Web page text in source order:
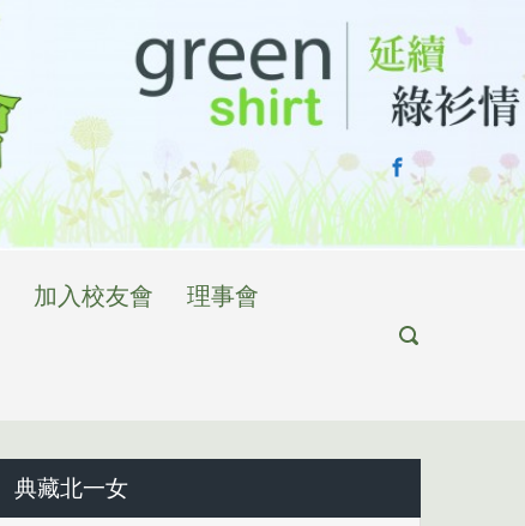
加入校友會 理事會
典藏北一女